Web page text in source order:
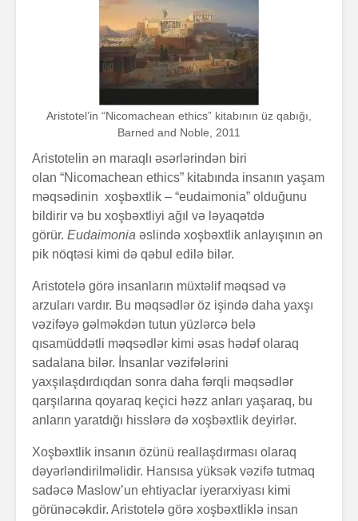
Aristotel’in “Nicomachean ethics” kitabının üz qabığı,
Barned and Noble, 2011
Aristotelin ən maraqlı əsərlərindən biri
olan “Nicomachean ethics” kitabında insanın yaşam
məqsədinin xoşbəxtlik – “eudaimonia” olduğunu
bildirir və bu xoşbəxtliyi ağıl və ləyaqətdə
görür. Eudaimonia əslində xoşbəxtlik anlayışının ən
pik nöqtəsi kimi də qəbul edilə bilər.
Aristotelə görə insanların müxtəlif məqsəd və
arzuları vardır. Bu məqsədlər öz işində daha yaxşı
vəzifəyə gəlməkdən tutun yüzlərcə belə
qısamüddətli məqsədlər kimi əsas hədəf olaraq
sadalana bilər. İnsanlar vəzifələrini
yaxşılaşdırdıqdan sonra daha fərqli məqsədlər
qarşılarına qoyaraq keçici həzz anları yaşaraq, bu
anların yaratdığı hisslərə də xoşbəxtlik deyirlər.
Xoşbəxtlik insanın özünü reallaşdırması olaraq
dəyərləndirilməlidir. Hansısa yüksək vəzifə tutmaq
sadəcə Maslow’un ehtiyaclar iyerarxiyası kimi
görünəcəkdir. Aristotelə görə xoşbəxtliklə insan